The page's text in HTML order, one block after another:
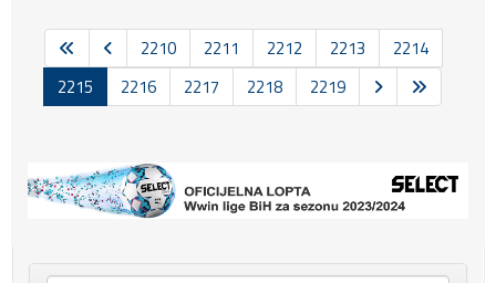
2210 2211 2212 2213
2214
2215
2216 2217 2218 2219